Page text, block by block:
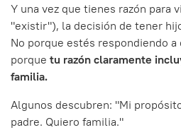
Y una vez que tienes razón para
"existir"), la decisión de tener
No porque estés respondiendo
porque tu razón claramente
familia.
Algunos descubren: "Mi
padre. Quiero familia."